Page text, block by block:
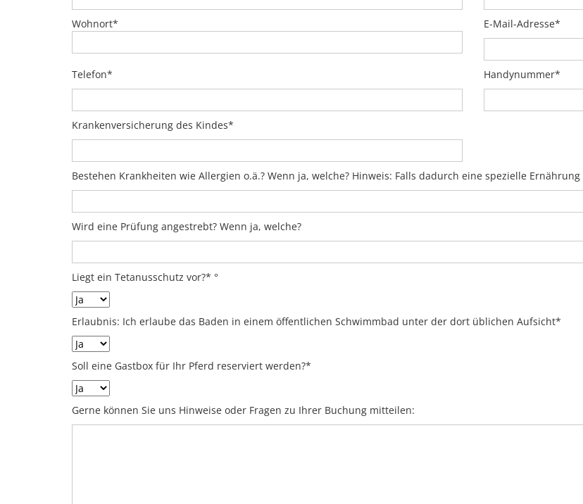
Wohnort* E-Mail-Adresse*
Telefon* Handynummer*
Krankenversicherung des Kindes*
Bestehen Krankheiten wie Allergien o.ä.? Wenn ja, welche? Hinweis: Falls dadurch eine spezielle
Wird eine Prüfung angestrebt? Wenn ja, welche?
Liegt ein Tetanusschutz vor?* °
Erlaubnis: Ich erlaube das Baden in einem öffentlichen Schwimmbad unter der dort üblichen Aufsicht*
Soll eine Gastbox für Ihr Pferd reserviert werden?*
Gerne können Sie uns Hinweise oder Fragen zu Ihrer Buchung mitteilen: